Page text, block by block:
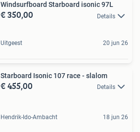
Windsurfboard Starboard isonic 97L
€ 350,00 Details
Uitgeest 20 jun 26
Starboard Isonic 107 race - slalom
€ 455,00 Details
Hendrik-Ido-Ambacht 18 jun 26